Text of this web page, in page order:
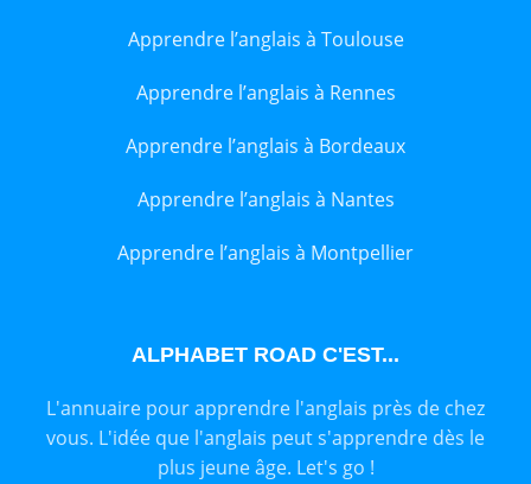
Apprendre l’anglais à Toulouse
Apprendre l’anglais à Rennes
Apprendre l’anglais à Bordeaux
Apprendre l’anglais à Nantes
Apprendre l’anglais à Montpellier
ALPHABET ROAD C'EST...
L'annuaire pour apprendre l'anglais près de chez
vous. L'idée que l'anglais peut s'apprendre dès le
plus jeune âge. Let's go !